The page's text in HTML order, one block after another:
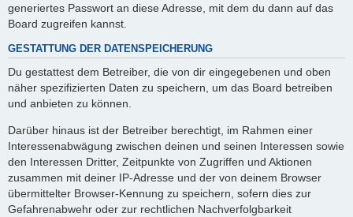
generiertes Passwort an diese Adresse, mit dem du dann auf das
Board zugreifen kannst.
GESTATTUNG DER DATENSPEICHERUNG
Du gestattest dem Betreiber, die von dir eingegebenen und oben
näher spezifizierten Daten zu speichern, um das Board betreiben
und anbieten zu können.
Darüber hinaus ist der Betreiber berechtigt, im Rahmen einer
Interessenabwägung zwischen deinen und seinen Interessen sowie
den Interessen Dritter, Zeitpunkte von Zugriffen und Aktionen
zusammen mit deiner IP-Adresse und der von deinem Browser
übermittelter Browser-Kennung zu speichern, sofern dies zur
Gefahrenabwehr oder zur rechtlichen Nachverfolgbarkeit